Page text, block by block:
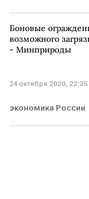
Энергетика
Боновые
возможного
- Минприроды
24 октября 2020, 22:25
экономика России
Энергетика